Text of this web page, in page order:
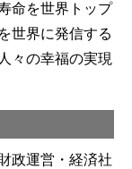
命を世界トップ
世界に発信する
々の幸福の実現
政運営・経済社